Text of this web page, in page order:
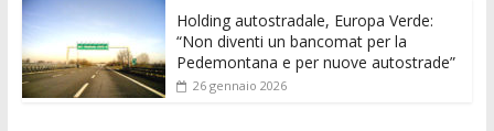
Holding autostradale, Europa Verde:
“Non diventi un bancomat per la
Pedemontana e per nuove autostrade”
26 gennaio 2026